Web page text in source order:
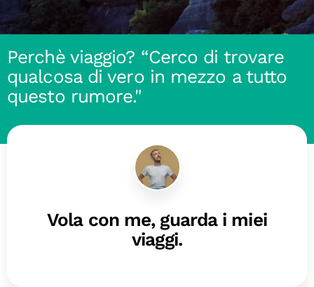
Perchè viaggio? “Cerco di trovare
qualcosa di vero in mezzo a tutto
questo rumore."
Vola con me, guarda i miei
viaggi.